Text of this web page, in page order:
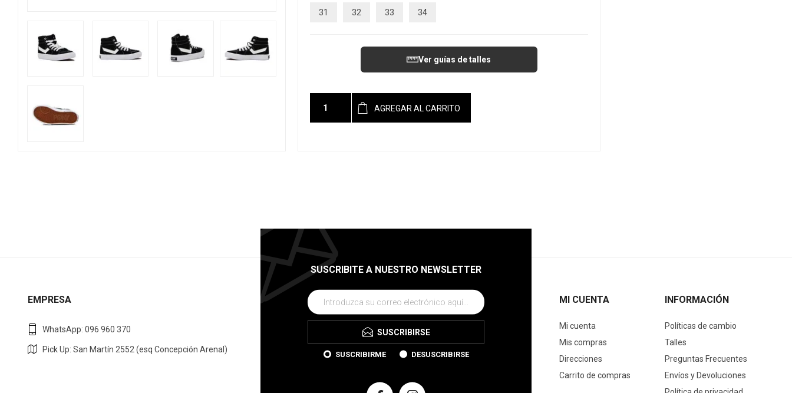
31 32 33 34
Ver guías de talles
AGREGAR AL CARRITO
SUSCRIBITE A NUESTRO NEWSLETTER
SUSCRIBIRSE
SUSCRIBIRME DESUSCRIBIRSE
EMPRESA
WhatsApp: 096 960 370
Pick Up: San Martín 2552 (esq Concepción Arenal)
MI CUENTA
Mi cuenta
Mis compras
Direcciones
Carrito de compras
INFORMACIÓN
Políticas de cambio
Talles
Preguntas Frecuentes
Envíos y Devoluciones